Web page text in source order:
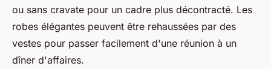
ou sans cravate pour un cadre plus décontracté. Les
robes élégantes peuvent être rehaussées par des
vestes pour passer facilement d'une réunion à un
dîner d'affaires.